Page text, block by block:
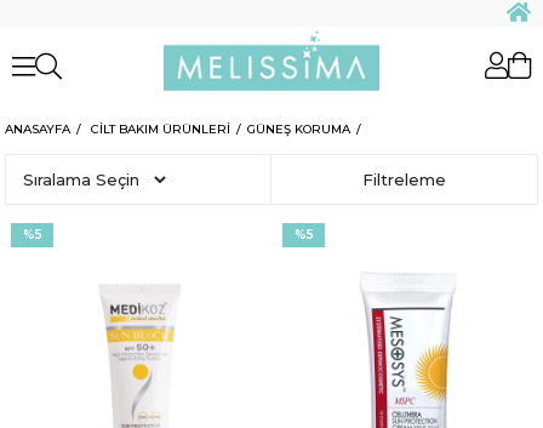
ANASAYFA CİLT BAKIM ÜRÜNLERİ GÜNEŞ KORUMA
Filtreleme
Sıralama
%5 %5